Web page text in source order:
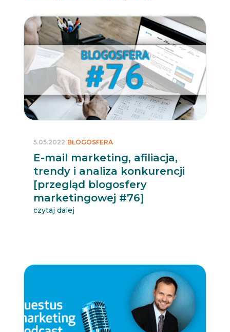
E-mail marketing, afiliacja,
trendy i analiza konkurencji
[przegląd blogosfery
marketingowej #76]
5.05.2022 BLOGOSFERA
czytaj dalej